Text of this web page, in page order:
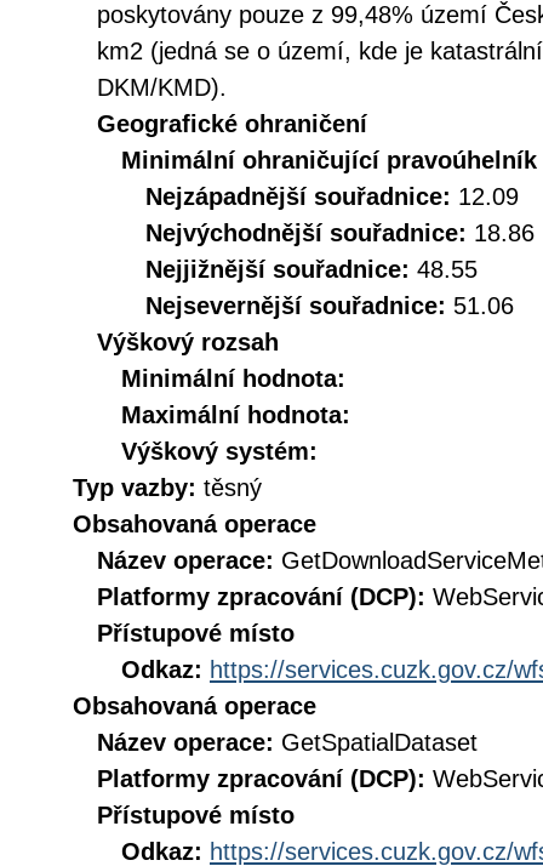
poskytovány pouze z 99,48% území
km2 (jedná se o území, kde je
DKM/KMD).
Geografické ohraničení
Minimální ohraničující pravoúhelník
Nejzápadnější souřadnice: 12.09
Nejvýchodnější souřadnice: 18.86
Nejjižnější souřadnice: 48.55
Nejsevernější souřadnice: 51.06
Výškový rozsah
Minimální hodnota:
Maximální hodnota:
Výškový systém:
Typ vazby: těsný
Obsahovaná operace
Název operace:
Platformy zpracování (DCP):
Přístupové místo
Odkaz: https://services.cuzk.gov.cz/
Obsahovaná operace
Název operace: GetSpatialDataset
Platformy zpracování (DCP):
Přístupové místo
Odkaz: https://services.cuzk.gov.cz/